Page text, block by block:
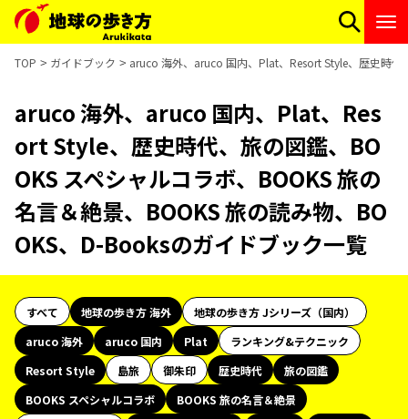
TOP ガイドブック aruco 海外、aruco 国内、Plat、Resort Style、歴史時代
aruco 海外、aruco 国内、Plat、Res
ort Style、歴史時代、旅の図鑑、BO
OKS スペシャルコラボ、BOOKS 旅の
名言＆絶景、BOOKS 旅の読み物、BO
OKS、D-Booksのガイドブック一覧
すべて 地球の歩き方 海外
地球の歩き方 Jシリーズ（国内）
aruco 海外
aruco 国内 Plat
ランキング&テクニック
Resort Style
島旅 御朱印 歴史時代
旅の図鑑
BOOKS スペシャルコラボ
BOOKS 旅の名言＆絶景